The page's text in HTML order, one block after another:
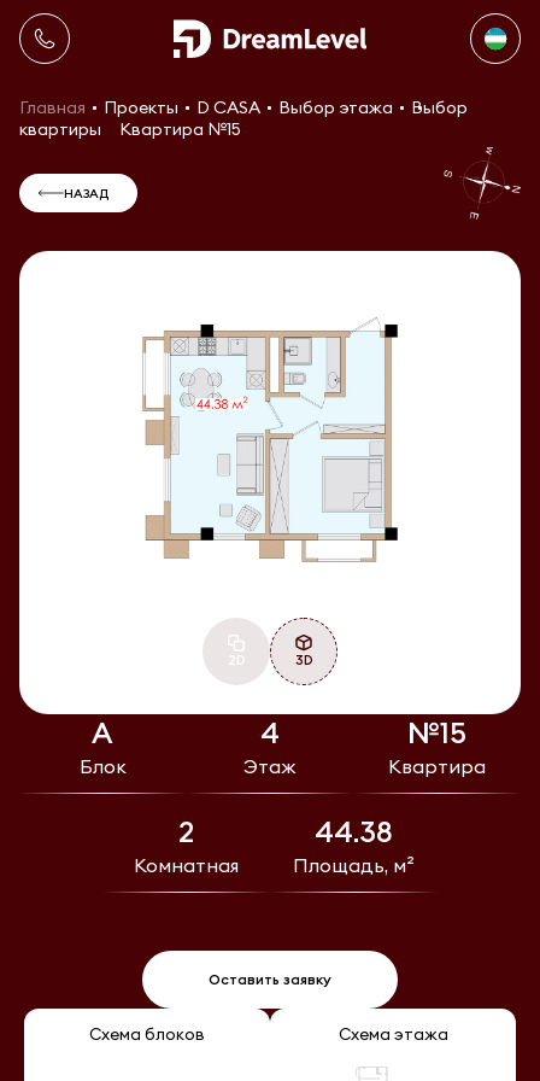
Главная Проекты D CASA Выбор этажа
Выбор
квартиры
Квартира №15
А
Блок
4
Этаж
№15
Квартира
2
Комнатная
44.38
Площадь, м²
Оставить заявку
2D 3D
Схема блоков Схема этажа
НАЗАД